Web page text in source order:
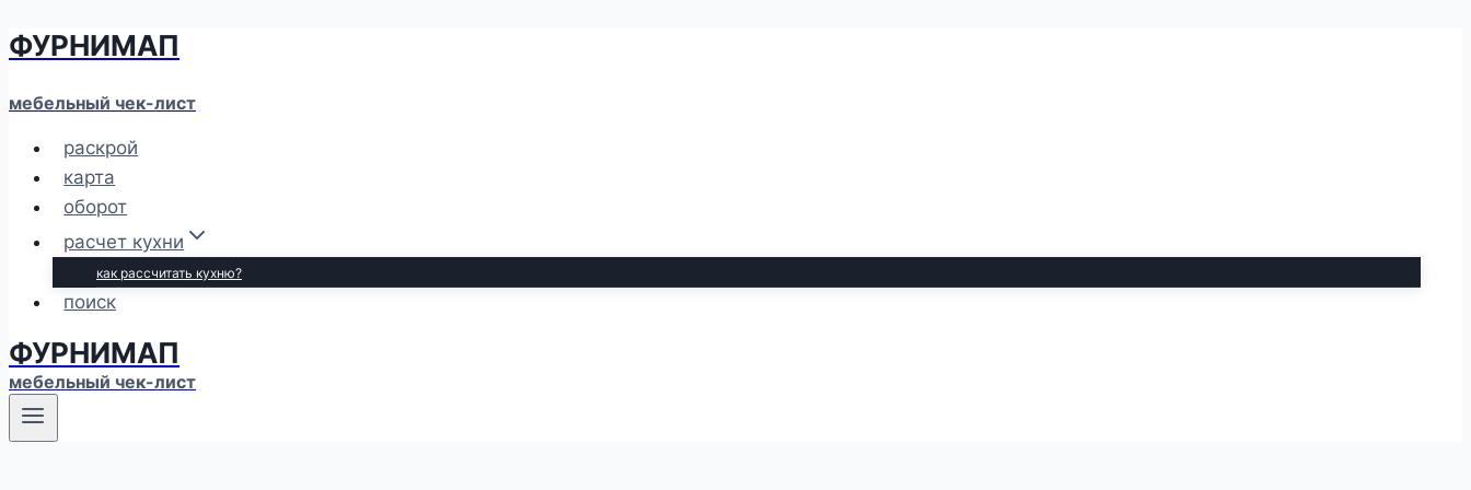
Перейти
содержимому
ФУРНИМАП
мебельный чек-лист
раскрой
карта
оборот
расчет кухни
как рассчитать кухню?
поиск
ФУРНИМАП
мебельный чек-лист